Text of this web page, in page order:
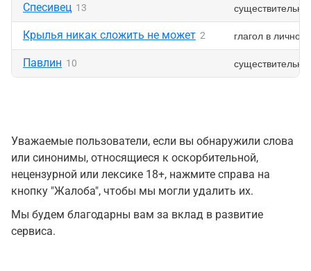
Спесивец 13
Крылья никак сложить не может 2 глагол в
Павлин 10
Уважаемые пользователи, если вы обнаружили слова
или синонимы, относящиеся к оскорбительной,
нецензурной или лексике 18+, нажмите справа на
кнопку "Жалоба", чтобы мы могли удалить их.
Мы будем благодарны вам за вклад в развитие
сервиса.